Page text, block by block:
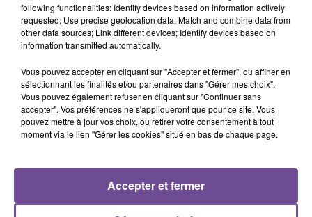
Afficher l'élément
PRÈS DE CHEZ VOUS
following functionalities: Identify devices based on information actively
requested; Use precise geolocation data; Match and combine data from
other data sources; Link different devices; Identify devices based on
information transmitted automatically.
Vous pouvez accepter en cliquant sur "Accepter et fermer", ou affiner en
sélectionnant les finalités et/ou partenaires dans "Gérer mes choix".
Vous pouvez également refuser en cliquant sur "Continuer sans
accepter". Vos préférences ne s'appliqueront que pour ce site. Vous
pouvez mettre à jour vos choix, ou retirer votre consentement à tout
moment via le lien "Gérer les cookies" situé en bas de chaque page.
Accepter et fermer